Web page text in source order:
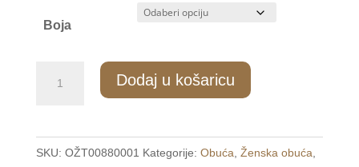
Boja
tenisice
crne
Dodaj u košaricu
SKU: OŽT00880001 Kategorije: Obuća Ženska obuća